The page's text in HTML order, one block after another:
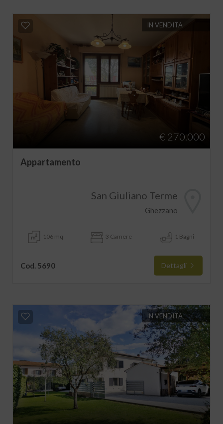
IN VENDITA
€ 270.000
Appartamento
San Giuliano Terme
Ghezzano
106 mq 3 Camere 1 Bagni
Cod. 5690 Dettagli
IN VENDITA